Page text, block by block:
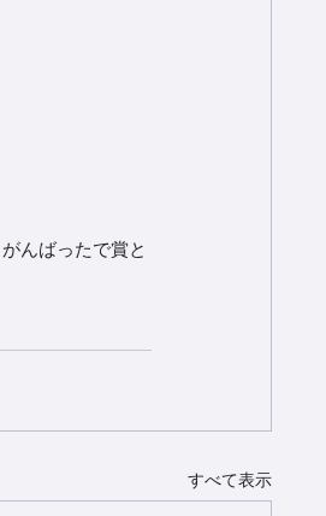
んばったで賞と
すべて表示